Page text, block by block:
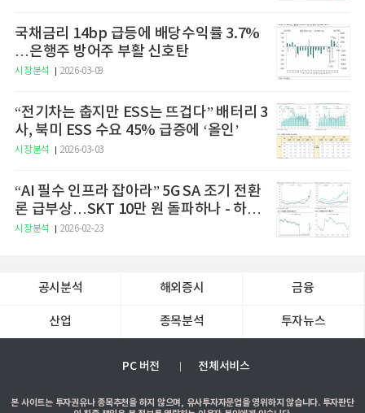
국채금리 14bp 급등에 배당수익률 3.7%
…은행주 방어주 부활 신호탄
시장분석 2026-03-09
“전기차는 춥지만 ESS는 뜨겁다” 배터리 3
사, 북미 ESS 수요 45% 급증에 ‘올인’
시장분석 2026-03-03
“AI 필수 인프라 잡아라” 5G SA 조기 전환
론 급부상…SKT 10만 원 돌파하나 - 하나
증권
시장분석 2026-02-23
공시분석 해외증시 금융
산업 종목분석 투자뉴스
PC 버전 전체서비스
본 사이트는 투자권유나 종목추천을 하지 않으며, 유사투자자문업을 영위하지 않습니다. 투자판단